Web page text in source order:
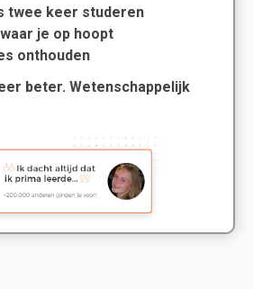
twee keer studeren
je op hoopt
onthouden
beter. Wetenschappelijk